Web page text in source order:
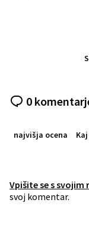
0
najvišja ocena
Vpišite se s svojim
svoj komentar.